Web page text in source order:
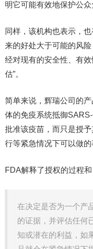
明它可能有效地保护公
同样，该机构也表示，
来的好处大于可能的风
经对现有的安全性、有
估”。
简单来说，辉瑞公司的
体的免疫系统抵御
批准该疫苗，而只是授
行等紧急情况下可以做的
FDA解释了授权的过程和
在决定是否为一个产
的证据，并评估任何
知或潜在的利益，如